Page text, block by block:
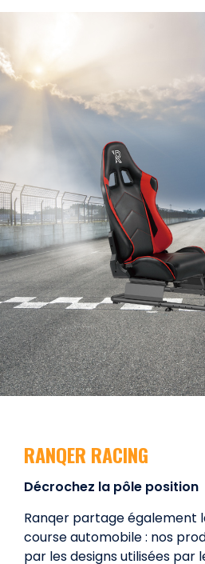
RANQER RACING
Décrochez la pôle position
Ranqer partage également
course automobile : nos
par les designs utilisées par